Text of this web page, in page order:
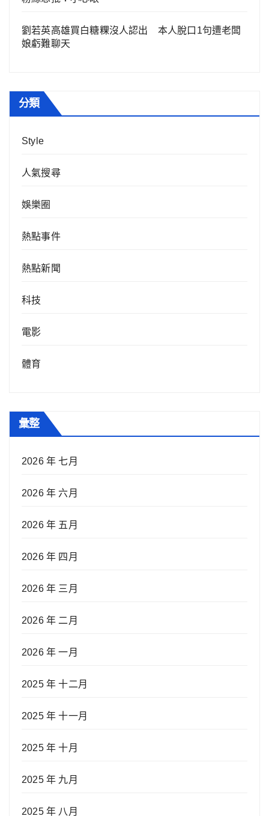
劉若英高雄買白糖粿沒人認出 本人脫口1句遭老闆
娘虧難聊天
分類
Style
人氣搜尋
娛樂圈
熱點事件
熱點新聞
科技
電影
體育
彙整
2026 年 七月
2026 年 六月
2026 年 五月
2026 年 四月
2026 年 三月
2026 年 二月
2026 年 一月
2025 年 十二月
2025 年 十一月
2025 年 十月
2025 年 九月
2025 年 八月